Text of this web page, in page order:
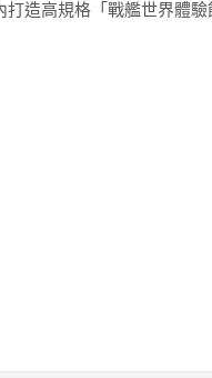
造高規格「戰艦世界體驗